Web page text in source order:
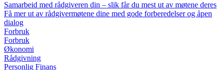
Samarbeid med rådgiveren din – slik får du mest ut av møtene deres
Få mer ut av rådgivermøtene dine med gode forberedelser og åpen
dialog
Forbruk
Forbruk
Økonomi
Rådgivning
Personlig Finans